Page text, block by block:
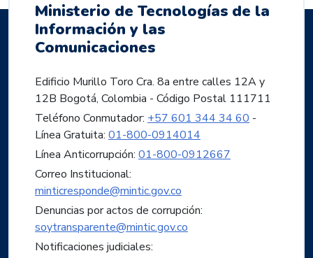
Ministerio de Tecnologías de la
Información y las
Comunicaciones
Edificio Murillo Toro Cra. 8a entre calles 12A y
12B Bogotá, Colombia - Código Postal 111711
Teléfono Conmutador: +57 601 344 34 60 -
Línea Gratuita: 01-800-0914014
Línea Anticorrupción: 01-800-0912667
Correo Institucional:
minticresponde@mintic.gov.co
Denuncias por actos de corrupción:
soytransparente@mintic.gov.co
Notificaciones judiciales: